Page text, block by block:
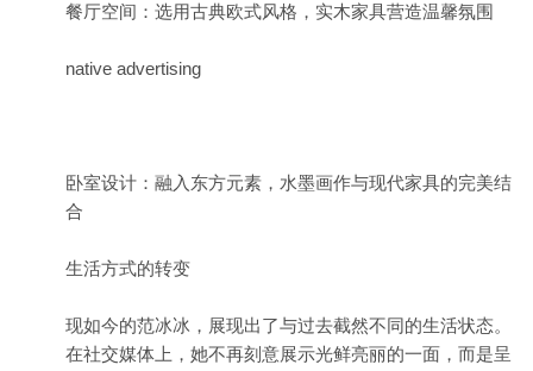
餐厅空间：选用古典欧式风格，实木家具营造温馨氛围
native advertising
卧室设计：融入东方元素，水墨画作与现代家具的完美结
合
生活方式的转变
现如今的范冰冰，展现出了与过去截然不同的生活状态。
在社交媒体上，她不再刻意展示光鲜亮丽的一面，而是呈